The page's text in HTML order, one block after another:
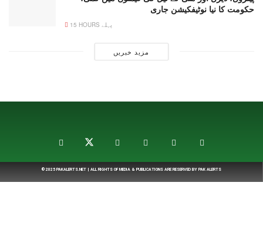
حکومت کا نیا نوٹیفکیشن جاری
15 HOURS پہلے
مزید خبریں
© 2025 PAKALERTS.NET| ALL RIGHTS OF MEDIA & PUBLICATIONS ARE RESERVED BY PAK ALERTS